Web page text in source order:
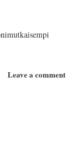
Leave a comment